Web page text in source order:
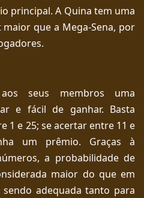
principal. A Quina tem uma
que a Mega-Sena, por
seus membros uma
e fácil de ganhar. Basta
1 e 25; se acertar entre 11 e
um prêmio. Graças à
a probabilidade de
maior do que em
adequada tanto para